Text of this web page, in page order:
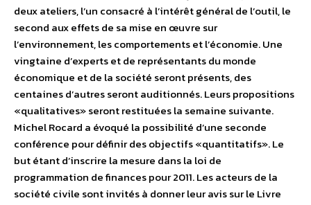
deux ateliers, l’un consacré à l’intérêt général de l’outil, le
second aux effets de sa mise en œuvre sur
l’environnement, les comportements et l’économie. Une
vingtaine d’experts et de représentants du monde
économique et de la société seront présents, des
centaines d’autres seront auditionnés. Leurs propositions
«qualitatives» seront restituées la semaine suivante.
Michel Rocard a évoqué la possibilité d’une seconde
conférence pour définir des objectifs «quantitatifs». Le
but étant d’inscrire la mesure dans la loi de
programmation de finances pour 2011. Les acteurs de la
société civile sont invités à donner leur avis sur le Livre